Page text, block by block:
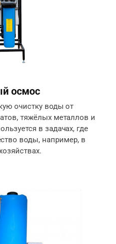
осмос
очистку воды от
тяжёлых металлов и
в задачах, где
воды, например, в